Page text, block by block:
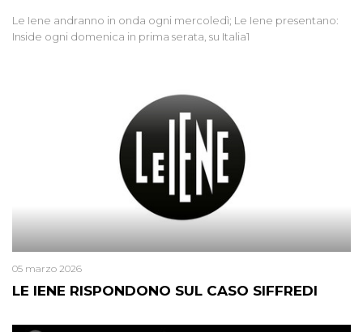
Le Iene andranno in onda ogni mercoledì; Le Iene presentano:
Inside ogni domenica in prima serata, su Italia1
LE IENE RISPONDONO SUL CASO SIFFREDI
05 marzo 2026